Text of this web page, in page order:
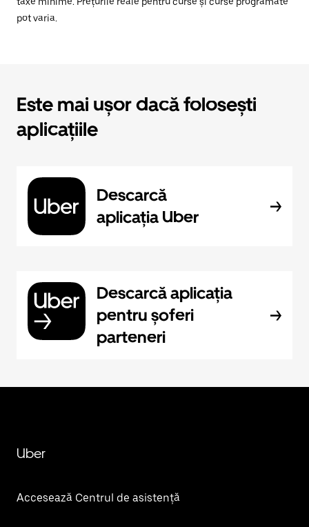
pot varia.
Este mai ușor dacă folosești
aplicațiile
Descarcă
aplicația Uber
Descarcă aplicația
pentru șoferi
parteneri
Uber
Accesează Centrul de asistență